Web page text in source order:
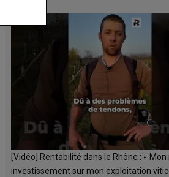
[Vidéo] Rentabilité dans le Rhône : «
investissement sur mon exploitation